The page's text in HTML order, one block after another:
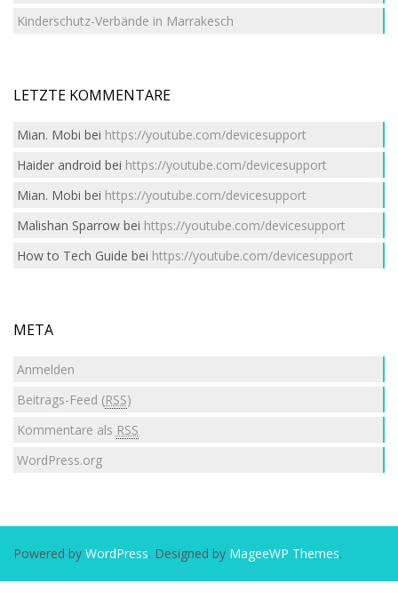
Kinderschutz-Verbände in Marrakesch
LETZTE KOMMENTARE
Mian. Mobi bei https://youtube.com/devicesupport
Haider android bei https://youtube.com/devicesupport
Mian. Mobi bei https://youtube.com/devicesupport
Malishan Sparrowbei https://youtube.com/devicesupport
How to Tech Guide bei https://youtube.com/devicesupport
META
Anmelden
Beitrags-Feed (RSS)
Kommentare als RSS
WordPress.org
Powered by WordPress. Designed by MageeWP Themes.